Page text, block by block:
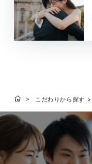
こだわりから探す